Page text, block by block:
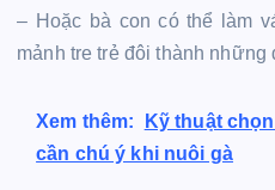
– Hoặc bà con có thể làm
mảnh tre trẻ đôi thành
Xem thêm:
Kỹ thuật
cần chú ý khi nuôi gà